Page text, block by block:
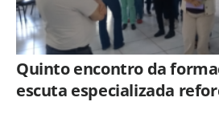
Quinto encontro da
escuta especializada